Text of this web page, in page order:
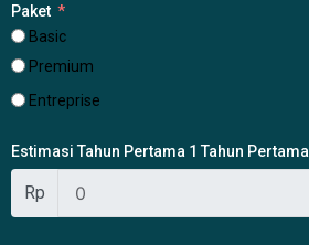
Paket
Basic
Premium
Entreprise
Estimasi Tahun Pertama 1 Tahun Pertama
Rp